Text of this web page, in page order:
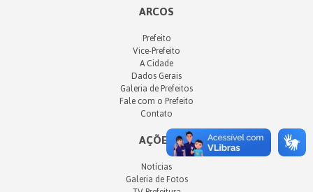
ARCOS
Prefeito
Vice-Prefeito
A Cidade
Dados Gerais
Galeria de Prefeitos
Fale com o Prefeito
Contato
AÇÕES
Notícias
Galeria de Fotos